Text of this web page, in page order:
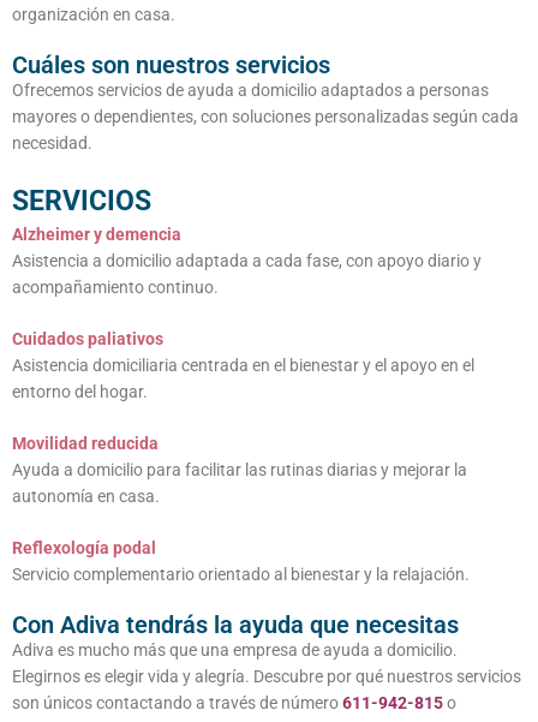
organización en casa.
Cuáles son nuestros servicios
Ofrecemos servicios de ayuda a domicilio adaptados a personas
mayores o dependientes, con soluciones personalizadas según cada
necesidad.
SERVICIOS
Alzheimer y demencia
Asistencia a domicilio adaptada a cada fase, con apoyo diario y
acompañamiento continuo.
Cuidados paliativos
Asistencia domiciliaria centrada en el bienestar y el apoyo en el
entorno del hogar.
Movilidad reducida
Ayuda a domicilio para facilitar las rutinas diarias y mejorar la
autonomía en casa.
Reflexología podal
Servicio complementario orientado al bienestar y la relajación.
Con Adiva tendrás la ayuda que necesitas
Adiva es mucho más que una empresa de ayuda a domicilio.
Elegirnos es elegir vida y alegría. Descubre por qué nuestros servicios
son únicos contactando a través de número611-942-815o